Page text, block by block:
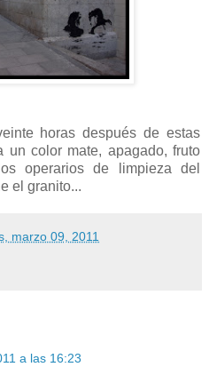
horas después de estas
un color mate, apagado, fruto
operarios de limpieza del
el granito...
marzo 09, 2011
a las 16:23